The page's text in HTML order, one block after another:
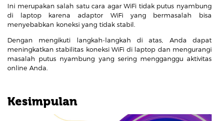
Ini merupakan salah satu cara agar WiFi tidak putus nyambung
di laptop karena adaptor WiFi yang bermasalah bisa
menyebabkan koneksi yang tidak stabil.
Dengan mengikuti langkah-langkah di atas, Anda dapat
meningkatkan stabilitas koneksi WiFi di laptop dan mengurangi
masalah putus nyambung yang sering mengganggu aktivitas
online Anda.
Kesimpulan